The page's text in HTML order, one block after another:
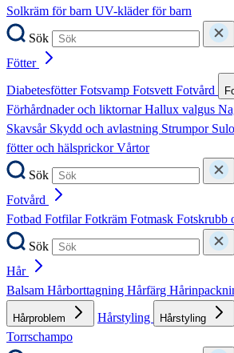
Solkräm för barn UV-kläder för barn
Sök
Fötter
DiabetesfötterFotsvamp FotsvettFotvård
Förhårdnader och liktornarHallux valgus
Skavsår Skydd och avlastning Strumpor
fötter och hälsprickorVårtor
Sök
Fotvård
Fotbad FotfilarFotkräm Fotmask Fotskrubb
Sök
Hår
Balsam Hårborttagning Hårfärg
Hårproblem Hårstyling Hårstyling
Torrschampo